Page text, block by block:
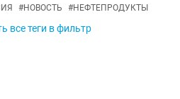
#НОВОСТЬ #НЕФТЕПРОДУКТЫ
все теги в фильтр